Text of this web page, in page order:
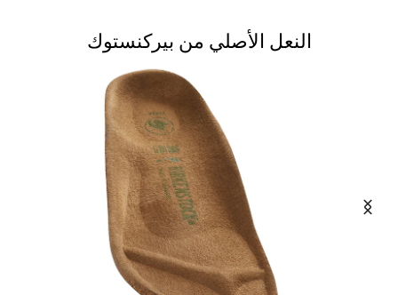
النعل الأصلي من بيركنستوك